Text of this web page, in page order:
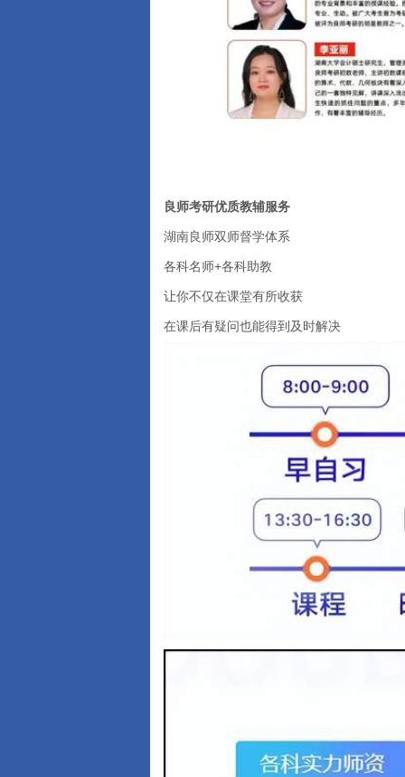
良师考研优质教辅服务
湖南良师双师督学体系
各科名师+各科助教
让你不仅在课堂有所收获
在课后有疑问也能得到及时解决